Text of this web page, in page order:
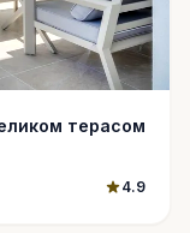
терасом
4.9